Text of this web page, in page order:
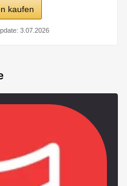
kaufen
3.07.2026